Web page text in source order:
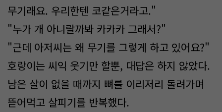
무기래요. 우리한텐 코같은거라고."
"누가 개 아니랄까봐 카카카 그래서?"
"근데 아저씨는 왜 무기를 그렇게 하고 있어요?"
호랑이는 씨익 웃기만 할뿐, 대답은 하지 않았다.
남은 살이 없을 때까지 뼈를 이리저리 돌려가며
뜯어먹고 살피기를 반복했다.